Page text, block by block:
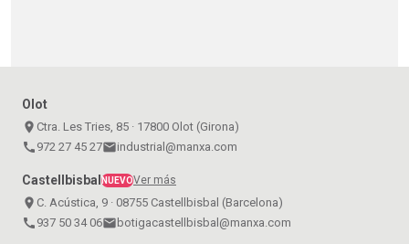
Olot
place Ctra. Les Tries, 85 · 17800 Olot (Girona)
call 972 27 45 27emailindustrial@manxa.com
CastellbisbalNUEVOVer más
place C. Acústica, 9 · 08755 Castellbisbal (Barcelona)
call 937 50 34 06emailbotigacastellbisbal@manxa.com